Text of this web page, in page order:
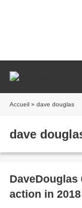
Accueil » dave douglas
dave
action in 2018